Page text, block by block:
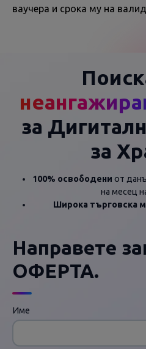
ваучера и срока му на
за
за
100% освободени от
на месец
Широка търговска
Направете
ОФЕРТА.
Име